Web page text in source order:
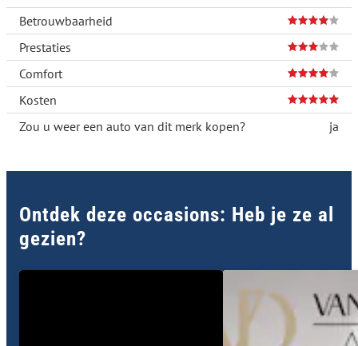
Betrouwbaarheid
Prestaties
Comfort
Kosten
Zou u weer een auto van dit merk kopen?
ja
Ontdek deze occasions: Heb je ze al
gezien?